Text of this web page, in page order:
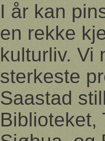
I år kan
en rekke
kulturliv. Vi
sterkeste
Saastad
Biblioteket,